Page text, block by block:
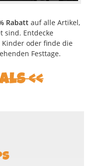
Rabatt auf alle Artikel,
sind. Entdecke
oder finde die
Festtage.